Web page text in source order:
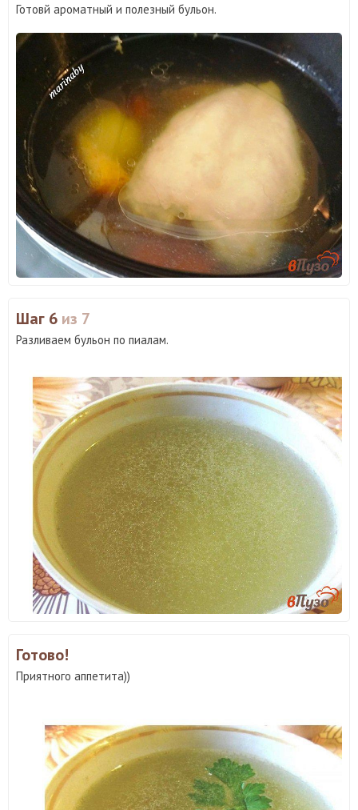
Готовй ароматный и полезный бульон.
Шаг 6 из 7
Разливаем бульон по пиалам.
Готово!
Приятного аппетита))